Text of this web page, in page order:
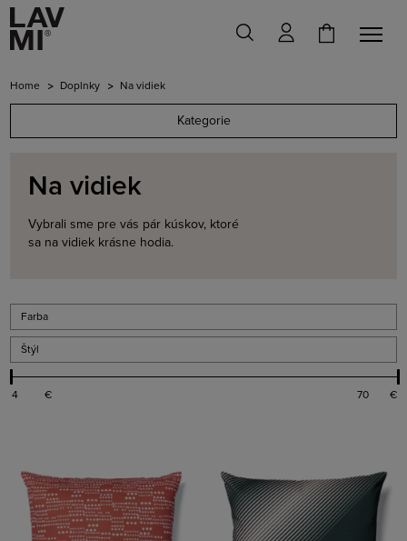
Home Doplnky Na vidiek
Kategorie
Na vidiek
Vybrali sme pre vás pár kúskov, ktoré
sa na vidiek krásne hodia.
Farba
Štýl
€ €